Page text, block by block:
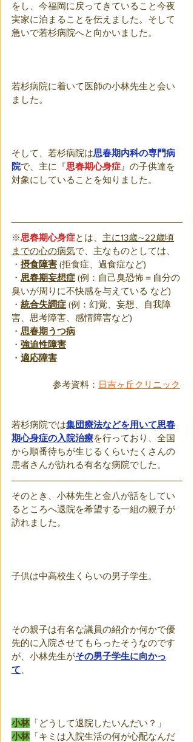
をし、今福岡に戻ってきていること今夜
実家に泊まることを伝えました。そして
急いで若杉病院へと向かいました。
若杉病院に着いて医師の小林先生と会い
ました。
そして、若杉病院は思春期内科の専門病
院で、主に『思春期心身症 』の子供達を
対象にしていることを知りました。
※思春期心身症とは、 主に13歳∼22歳頃
までの心の病気で、主なものとしては、
・ 摂食障害 (拒食症、過食症など)
・ 思春期妄想症 (例：自己臭恐怖＝自分の
臭いが周りに不快感を与えている など)
・ 統合失調症 (例：幻覚、妄想、自我障
害、思考障害、感情障害など)
・ 思春期うつ病
・ 強迫性障害
・ 適応障害
参考資料： 日吉ヶ丘クリニック
若杉病院では集団療法などを用いて思春
期心身症の入院治療を行っており、全国
から順番待ちが生じるくらいたくさんの
患者さんが訪れる有名な病院でした。
そのとき、小林先生と金八が話をしてい
るところへ退院を希望する一組の親子が
訪れました。
子供は中高校生くらいの男子学生。
その親子は有名な議員の紹介か何かで優
先的に入院させてもらったそうなのです
が、小林先生がその男子学生に向かっ
て
小林「どうして退院したいんだい？」
小林「キミは入院生活の何が心配なんだ